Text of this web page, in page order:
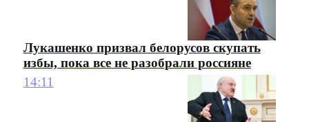
Лукашенко призвал белорусов скупать
избы, пока все не разобрали россияне
14:11